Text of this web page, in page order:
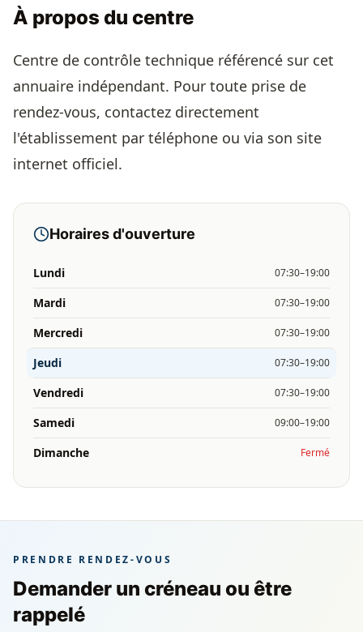
À propos du centre
Centre de contrôle technique référencé sur cet
annuaire indépendant. Pour toute prise de
rendez-vous, contactez directement
l'établissement par téléphone ou via son site
internet officiel.
Horaires d'ouverture
Lundi 07:30–19:00
Mardi 07:30–19:00
Mercredi 07:30–19:00
Jeudi 07:30–19:00
Vendredi 07:30–19:00
Samedi 09:00–19:00
Dimanche Fermé
PRENDRE RENDEZ-VOUS
Demander un créneau ou être
rappelé